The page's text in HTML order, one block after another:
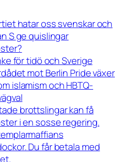
hatar oss svenskar och
S ge quislingar
för tidö och Sverige
mot Berlin Pride växer
islamism och HBTQ-
brottslingar kan få
i en sosse regering.
Du får betala med